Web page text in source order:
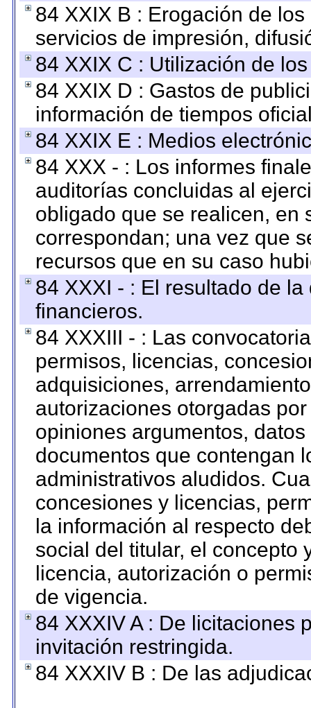
84 XXIX B : Erogación de
servicios de impresión,
84 XXIX C : Utilización de
84 XXIX D : Gastos de
información de tiempos
84 XXIX E : Medios
84 XXX - : Los informes
auditorías concluidas al
obligado que se realicen, en
correspondan; una vez que
recursos que en su caso
84 XXXI - : El resultado de
financieros.
84 XXXIII - : Las
permisos, licencias,
adquisiciones,
autorizaciones otorgadas
opiniones argumentos,
documentos que contengan
administrativos aludidos.
concesiones y licencias,
la información al respecto
social del titular, el concepto
licencia, autorización o
de vigencia.
84 XXXIV A : De licitaciones
invitación restringida.
84 XXXIV B : De las